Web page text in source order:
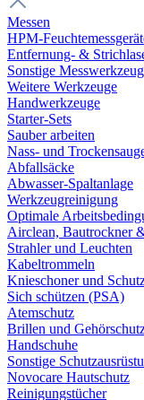
Messen
HPM-
Entfernung- &
Sonstige
Weitere Werkzeuge
Handwerkzeuge
Starter-Sets
Sauber arbeiten
Nass- und
Abfallsäcke
Abwasser-Spaltanlage
Werkzeugreinigung
Optimale
Airclean, Bautrockner
Strahler und Leuchten
Kabeltrommeln
Knieschoner und
Sich schützen (PSA)
Atemschutz
Brillen und
Handschuhe
Sonstige
Novocare Hautschutz
Reinigungstücher